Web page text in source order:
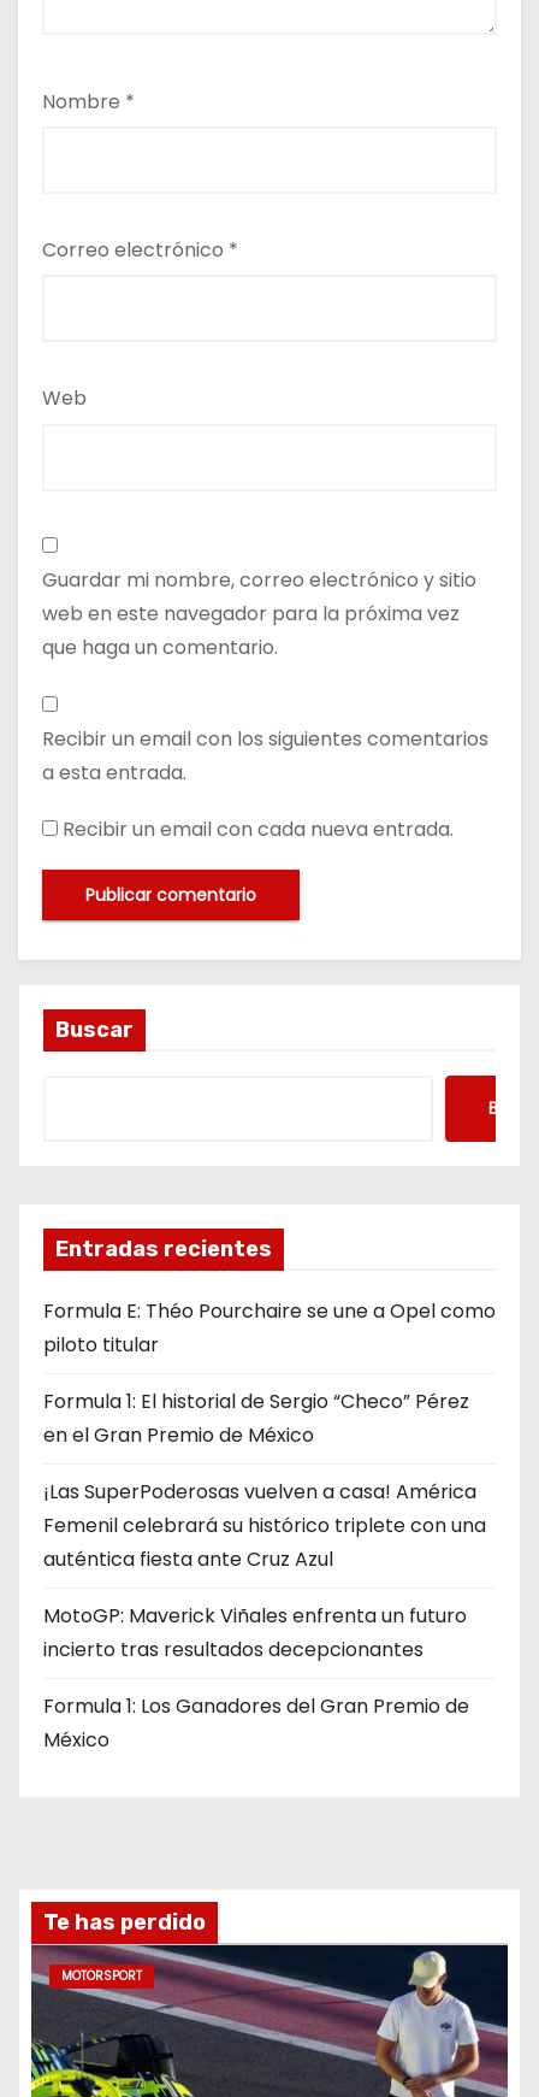
Nombre *
Correo electrónico *
Web
Guardar mi nombre, correo electrónico y sitio
web en este navegador para la próxima vez
que haga un comentario.
Recibir un email con los siguientes comentarios
a esta entrada.
Recibir un email con cada nueva entrada.
Buscar
Entradas recientes
Formula E: Théo Pourchaire se une a Opel como
piloto titular
Formula 1: El historial de Sergio “Checo” Pérez
en el Gran Premio de México
¡Las SuperPoderosas vuelven a casa! América
Femenil celebrará su histórico triplete con una
auténtica fiesta ante Cruz Azul
MotoGP: Maverick Viñales enfrenta un futuro
incierto tras resultados decepcionantes
Formula 1: Los Ganadores del Gran Premio de
México
Te has perdido
MOTORSPORT